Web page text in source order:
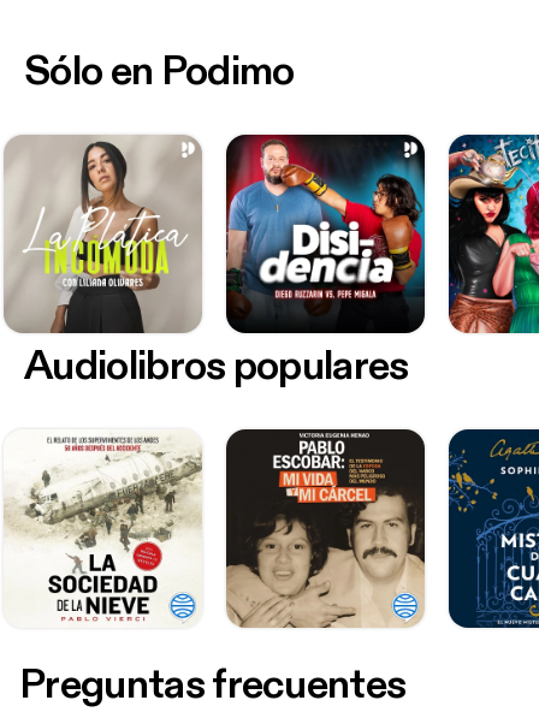
Sólo en Podimo
Audiolibros populares
Preguntas frecuentes